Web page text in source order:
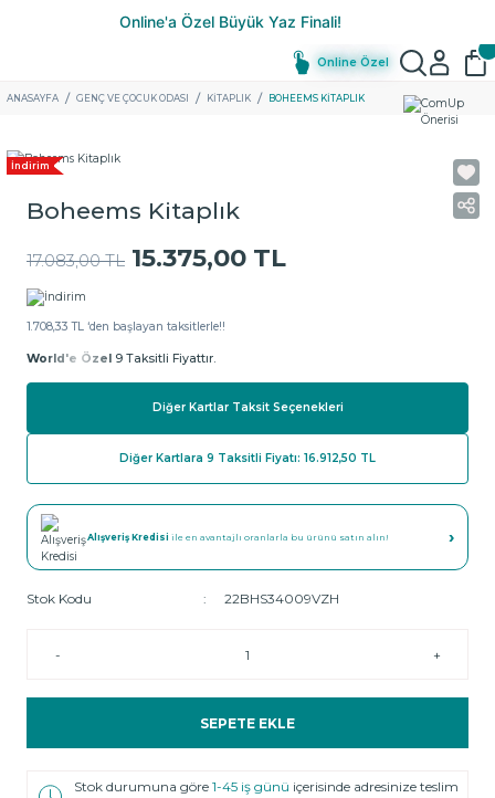
Online Özel
ANASAYFA GENÇ VE ÇOCUK ODASI KITAPLIK BOHEEMS KITAPLIK
İndirim
Boheems Kitaplık
17.083,00 TL 15.375,00 TL
1.708,33 TL ‘den başlayan taksitlerle!!
World'e Özel 9 Taksitli Fiyattır.
Diğer Kartlar Taksit Seçenekleri
Diğer Kartlara 9 Taksitli Fiyatı: 16.912,50 TL
Alışveriş Kredisi ile en avantajlı oranlarla bu ürünü satın alın! ›
Stok Kodu 22BHS34009VZH
- +
SEPETE EKLE
Stok durumuna göre1-45 iş günü içerisinde adresinize teslim